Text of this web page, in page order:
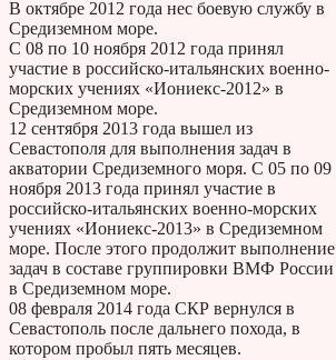
В октябре 2012 года нес боевую службу в
Средиземном море.
С 08 по 10 ноября 2012 года принял
участие в российско-итальянских военно-
морских учениях «Иониекс-2012» в
Средиземном море.
12 сентября 2013 года вышел из
Севастополя для выполнения задач в
акватории Средиземного моря. С 05 по 09
ноября 2013 года принял участие в
российско-итальянских военно-морских
учениях «Иониекс-2013» в Средиземном
море. После этого продолжит выполнение
задач в составе группировки ВМФ России
в Средиземном море.
08 февраля 2014 года СКР вернулся в
Севастополь после дальнего похода, в
котором пробыл пять месяцев.